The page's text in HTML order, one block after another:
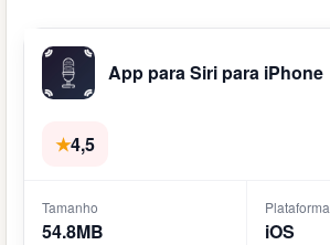
App para Siri para iPhone
★4,5
Tamanho
54.8MB
Plataforma
iOS